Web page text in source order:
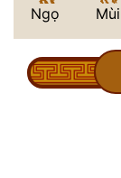
Ngọ Mùi